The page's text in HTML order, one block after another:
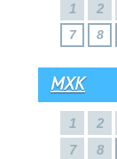
1 2
7
8
МХК
1 2
7
8